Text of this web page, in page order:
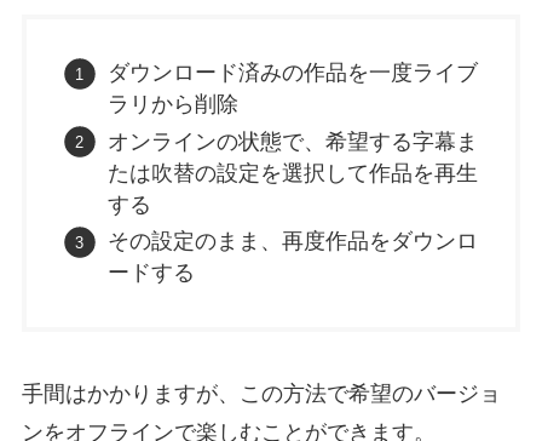
ダウンロード済みの作品を一度ライブ
ラリから削除
オンラインの状態で、希望する字幕ま
たは吹替の設定を選択して作品を再生
する
その設定のまま、再度作品をダウンロ
ードする
手間はかかりますが、この方法で希望のバージョ
ンをオフラインで楽しむことができます。